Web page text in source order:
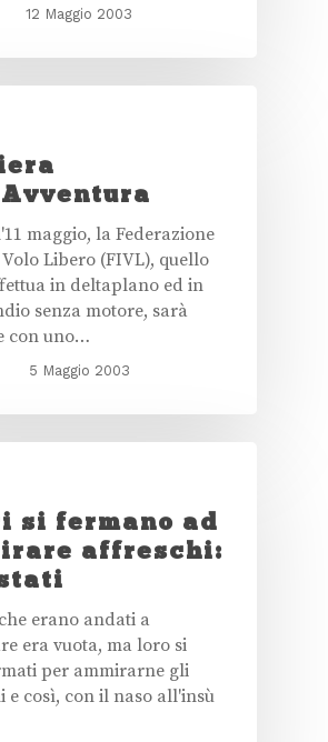
12 Maggio 2003
maggio, la Federazione
Libero (FIVL), quello
in deltaplano ed in
senza motore, sarà
con uno…
5 Maggio 2003
si fermano ad
affreschi:
erano andati a
era vuota, ma loro si
per ammirarne gli
e così, con il naso all'insù